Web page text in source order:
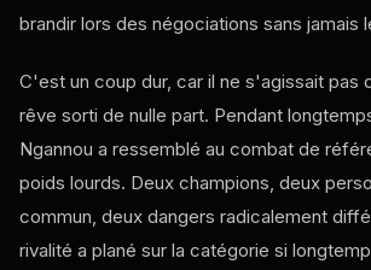
brandir lors des négociations sans jamais
C'est un coup dur, car il ne s'agissait pas
rêve sorti de nulle part. Pendant
Ngannou a ressemblé au combat de
poids lourds. Deux champions, deux
commun, deux dangers radicalement
rivalité a plané sur la catégorie si